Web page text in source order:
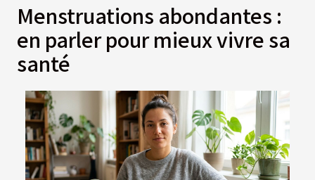
Menstruations abondantes :
en parler pour mieux vivre sa
santé